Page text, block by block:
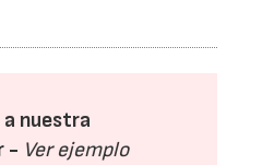
a nuestra
- Ver ejemplo